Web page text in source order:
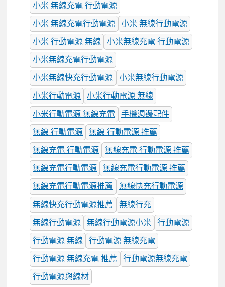
小米 無線充電 行動電源
小米 無線充電行動電源
小米 無線行動電源
小米 行動電源 無線
小米無線充電 行動電源
小米無線充電行動電源
小米無線快充行動電源
小米無線行動電源
小米行動電源
小米行動電源 無線
小米行動電源 無線充電
手機週邊配件
無線 行動電源
無線 行動電源 推薦
無線充電 行動電源
無線充電 行動電源 推薦
無線充電行動電源
無線充電行動電源 推薦
無線充電行動電源推薦
無線快充行動電源
無線快充行動電源推薦
無線行充
無線行動電源
無線行動電源小米
行動電源
行動電源 無線
行動電源 無線充電
行動電源 無線充電 推薦
行動電源無線充電
行動電源與線材